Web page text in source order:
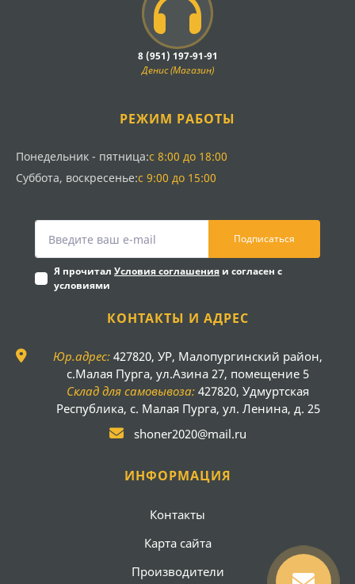
8 (951) 197-91-91
Денис (Магазин)
РЕЖИМ РАБОТЫ
Понедельник - пятница:с 8:00 до 18:00
Суббота, воскресенье:с 9:00 до 15:00
Подписаться
Я прочитал Условия соглашения и согласен с
условиями
КОНТАКТЫ И АДРЕС
Юр.адрес: 427820, УР, Малопургинский район,
с.Малая Пурга, ул.Азина 27, помещение 5
Склад для самовывоза: 427820, Удмуртская
Республика, с. Малая Пурга, ул. Ленина, д. 25
shoner2020@mail.ru
ИНФОРМАЦИЯ
Контакты
Карта сайта
Производители